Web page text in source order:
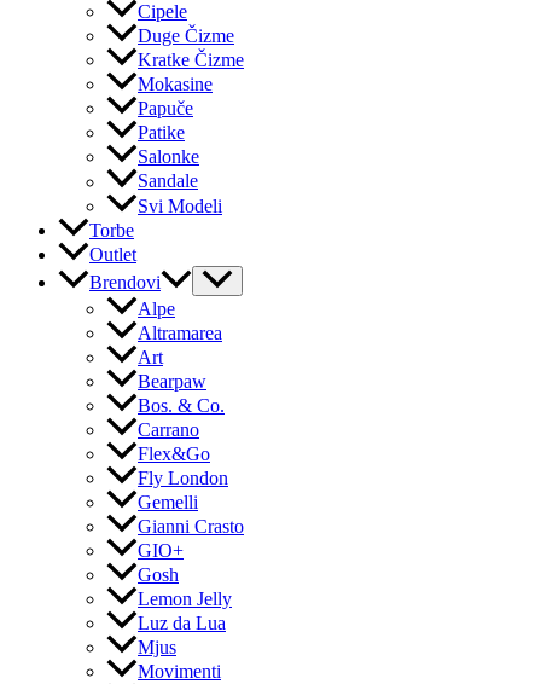
Cipele
Duge Čizme
Kratke Čizme
Mokasine
Papuče
Patike
Salonke
Sandale
Svi Modeli
Torbe
Outlet
Brendovi
Alpe
Altramarea
Art
Bearpaw
Bos. & Co.
Carrano
Flex&Go
Fly London
Gemelli
Gianni Crasto
GIO+
Gosh
Lemon Jelly
Luz da Lua
Mjus
Movimenti